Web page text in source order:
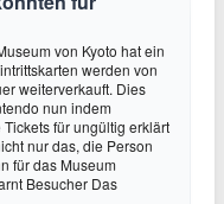
von Kyoto hat ein
werden von
weiterverkauft. Dies
nun indem
für ungültig erklärt
nur das, die Person
für das Museum
Besucher Das